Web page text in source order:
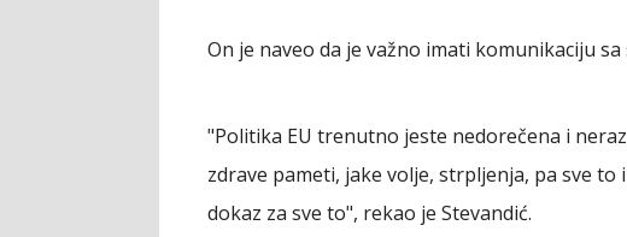
On je naveo da je važno imati komunikaciju
"Politika EU trenutno jeste nedorečena i
zdrave pameti, jake volje, strpljenja, pa sve to
dokaz za sve to", rekao je Stevandić.